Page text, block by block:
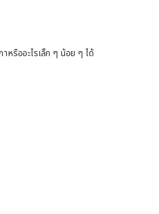
หรืออะไรเล็ก ๆ น้อย ๆ ได้